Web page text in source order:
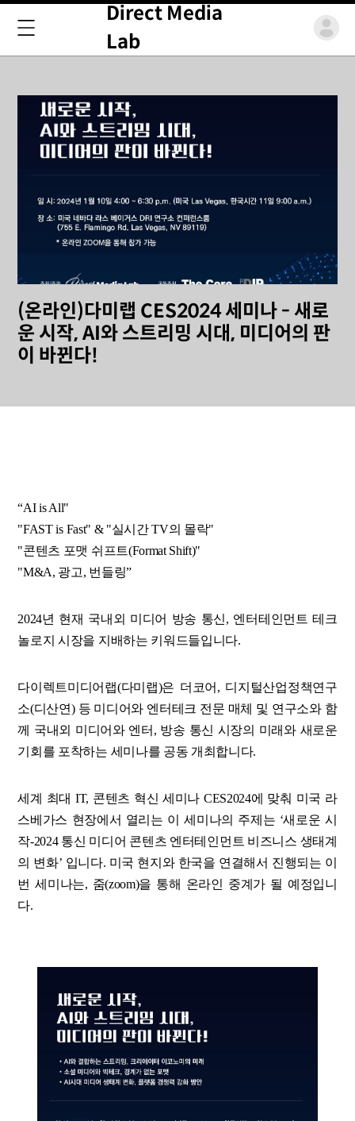
Direct Media
Lab
(온라인)다미랩 CES2024 세미나 - 새로
운 시작, AI와 스트리밍 시대, 미디어의 판
이 바뀐다!
“AI is All"
"FAST is Fast" & "실시간 TV의 몰락"
"콘텐츠 포맷 쉬프트(Format Shift)"
"M&A, 광고, 번들링”
2024년 현재 국내외 미디어 방송 통신, 엔터테인먼트 테크
놀로지 시장을 지배하는 키워드들입니다.
다이렉트미디어랩(다미랩)은 더코어, 디지털산업정책연구
소(디산연) 등 미디어와 엔터테크 전문 매체 및 연구소와 함
께 국내외 미디어와 엔터, 방송 통신 시장의 미래와 새로운
기회를 포착하는 세미나를 공동 개최합니다.
세계 최대 IT, 콘텐츠 혁신 세미나 CES2024에 맞춰 미국 라
스베가스 현장에서 열리는 이 세미나의 주제는 ‘새로운 시
작-2024 통신 미디어 콘텐츠 엔터테인먼트 비즈니스 생태계
의 변화’ 입니다. 미국 현지와 한국을 연결해서 진행되는 이
번 세미나는, 줌(zoom)을 통해 온라인 중계가 될 예정입니
다.